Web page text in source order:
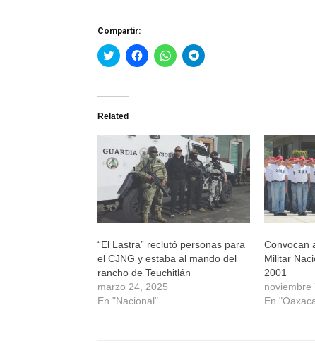
Compartir:
Haz
clic
Twitter
abre
una
ventana
nueva)
Haz
clic
una
ventana
nueva)
Haz
clic
una
ventana
nueva)
Haz
clic
una
ventana
nueva)
Related
“El Lastra” reclutó personas para
el CJNG y estaba al mando del
rancho de Teuchitlán
marzo 24, 2025
En "Nacional"
Convocan
Militar
2001
noviembre
En